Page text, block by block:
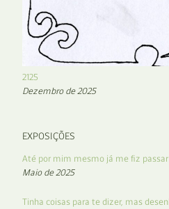
2125
Dezembro de 2025
EXPOSIÇÕES
Até por mim mesmo já me fiz passar
Maio de 2025
Tinha coisas para te dizer, mas